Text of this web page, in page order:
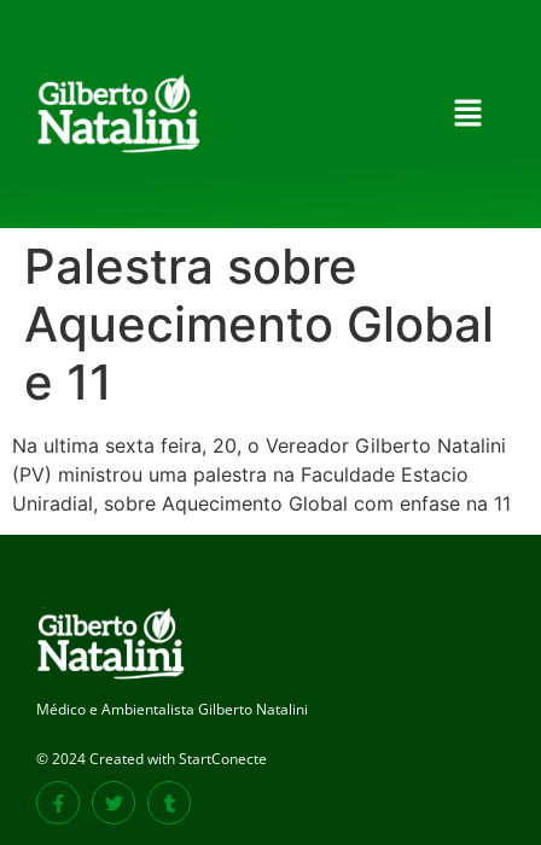
Palestra sobre
Aquecimento Global
e 11
Na ultima sexta feira, 20, o Vereador Gilberto Natalini
(PV) ministrou uma palestra na Faculdade Estacio
Uniradial, sobre Aquecimento Global com enfase na 11
Médico e Ambientalista Gilberto Natalini
© 2024 Created with StartConecte